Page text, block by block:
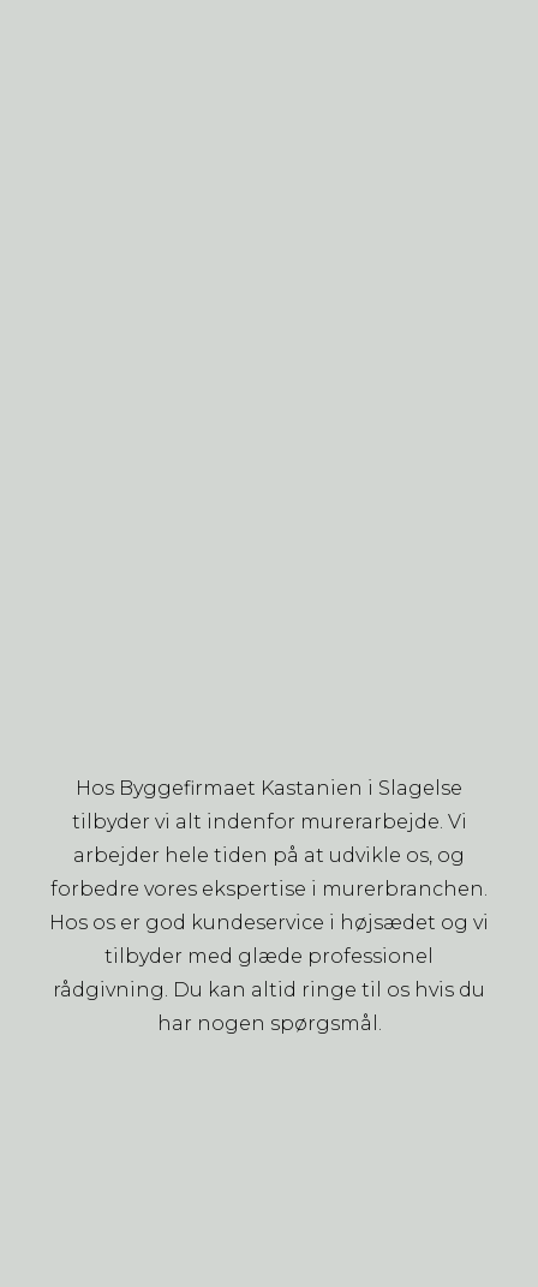
Hos Byggefirmaet Kastanien i Slagelse
tilbyder vi alt indenfor murerarbejde. Vi
arbejder hele tiden på at udvikle os, og
forbedre vores ekspertise i murerbranchen.
Hos os er god kundeservice i højsædet og vi
tilbyder med glæde professionel
rådgivning. Du kan altid ringe til os hvis du
har nogen spørgsmål.